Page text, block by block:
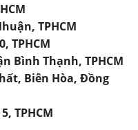
TPHCM
TPHCM
Bình Thạnh, TPHCM
Biên Hòa, Đồng
TPHCM